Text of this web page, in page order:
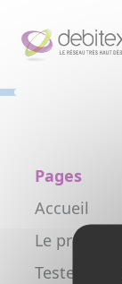
Pages
Accueil
Le projet
Testez